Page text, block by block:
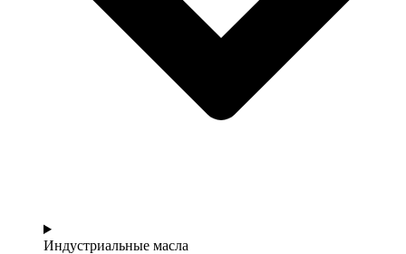
Индустриальные масла